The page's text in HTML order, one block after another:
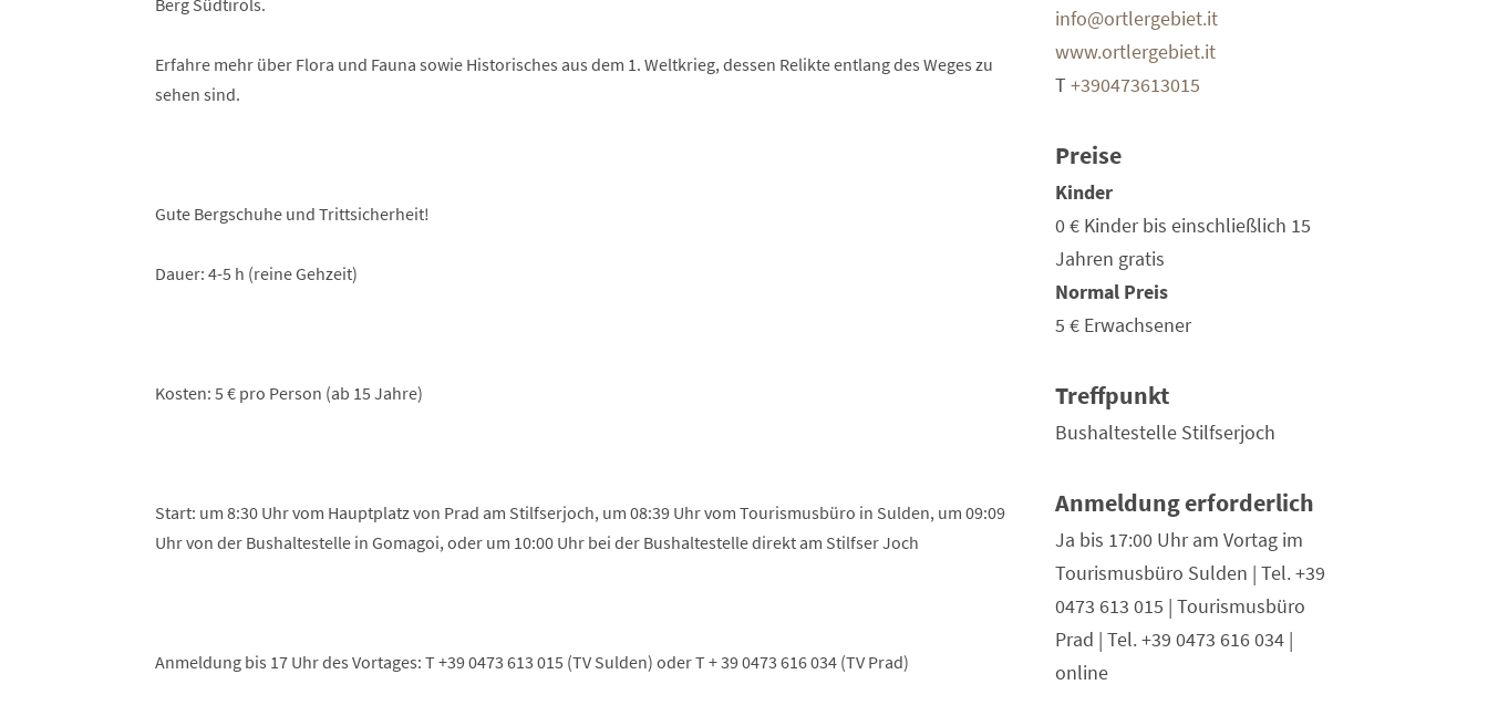
Berg Südtirols.
Erfahre mehr über Flora und Fauna sowie Historisches aus dem 1. Weltkrieg, dessen Relikte entlang des Weges zu
sehen sind.
Gute Bergschuhe und Trittsicherheit!
Dauer: 4-5 h (reine Gehzeit)
Kosten: 5 € pro Person (ab 15 Jahre)
Start: um 8:30 Uhr vom Hauptplatz von Prad am Stilfserjoch, um 08:39 Uhr vom Tourismusbüro in Sulden, um 09:09
Uhr von der Bushaltestelle in Gomagoi, oder um 10:00 Uhr bei der Bushaltestelle direkt am Stilfser Joch
Anmeldung bis 17 Uhr des Vortages: T +39 0473 613 015 (TV Sulden) oder T + 39 0473 616 034 (TV Prad)
info@ortlergebiet.it
www.ortlergebiet.it
T+390473613015
Preise
Kinder
0 € Kinder bis einschließlich 15
Jahren gratis
Normal Preis
5 € Erwachsener
Treffpunkt
Bushaltestelle Stilfserjoch
Anmeldung erforderlich
Ja bis 17:00 Uhr am Vortag im
Tourismusbüro Sulden | Tel. +39
0473 613 015 | Tourismusbüro
Prad | Tel. +39 0473 616 034 |
online